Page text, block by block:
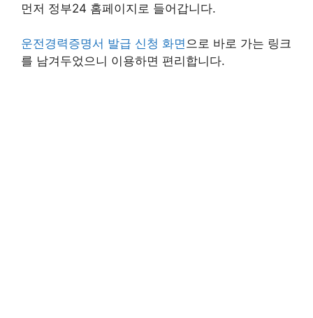
먼저 정부24 홈페이지로 들어갑니다.
운전경력증명서 발급 신청 화면으로 바로 가는 링크
를 남겨두었으니 이용하면 편리합니다.